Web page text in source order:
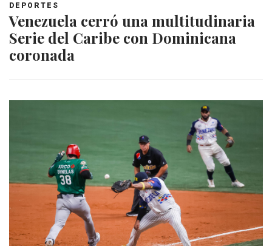
DEPORTES
Venezuela cerró una multitudinaria
Serie del Caribe con Dominicana
coronada